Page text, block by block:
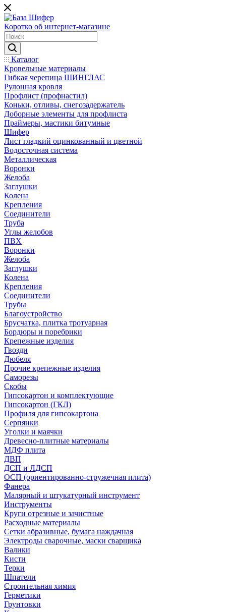
Коротко об интернет-магазине
Каталог
Кровельные материалы
Гибкая черепица ШИНГЛАС
Рулонная кровля
Профлист (профнастил)
Коньки, отливы, снегозадержатель
Доборные элементы для профлиста
Праймеры, мастики битумные
Шифер
Лист гладкий оцинкованный и цветной
Водосточная система
Металлическая
Воронки
Желоба
Заглушки
Колена
Крепления
Соединители
Труба
Углы желобов
ПВХ
Воронки
Желоба
Заглушки
Колена
Крепления
Соединители
Трубы
Благоустройство
Брусчатка, плитка тротуарная
Бордюры и поребрики
Крепежные изделия
Гвозди
Дюбеля
Прочие крепежные изделия
Саморезы
Скобы
Гипсокартон и комплектующие
Гипсокартон (ГКЛ)
Профиля для гипсокартона
Серпянки
Уголки и маячки
Древесно-плитные материалы
МДФ плита
ДВП
ДСП и ЛДСП
ОСП (ориентированно-стружечная плита)
Фанера
Малярный и штукатурный инструмент
Инструменты
Круги отрезные и зачистные
Расходные материалы
Сетки абразивные, бумага наждачная
Электроды сварочные, маски сварщика
Валики
Кисти
Терки
Шпатели
Строительная химия
Герметики
Грунтовки